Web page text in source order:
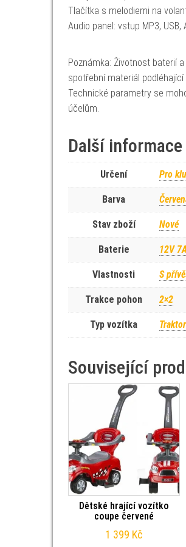
Tlačítka s melodiemi na
Audio panel: vstup MP3, USB,
Poznámka: Životnost baterií
spotřební materiál
Technické parametry se
účelům.
Další informace
Určení Pro
Barva
Stav zboží Nové
Baterie 12V
Vlastnosti S
Trakce pohon 2×2
Typ vozítka Traktor
Související
Dětské hrající vozítko
coupe červené
1 399 Kč